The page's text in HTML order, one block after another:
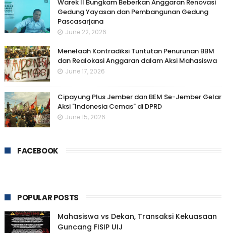
Warek II Bungkam Beberkan Anggaran Renovasi
Gedung Yayasan dan Pembangunan Gedung
Pascasarjana
June 22, 2026
Menelaah Kontradiksi Tuntutan Penurunan BBM
dan Realokasi Anggaran dalam Aksi Mahasiswa
June 17, 2026
Cipayung Plus Jember dan BEM Se-Jember Gelar
Aksi "Indonesia Cemas" di DPRD
June 15, 2026
FACEBOOK
POPULAR POSTS
Mahasiswa vs Dekan, Transaksi Kekuasaan
Guncang FISIP UIJ